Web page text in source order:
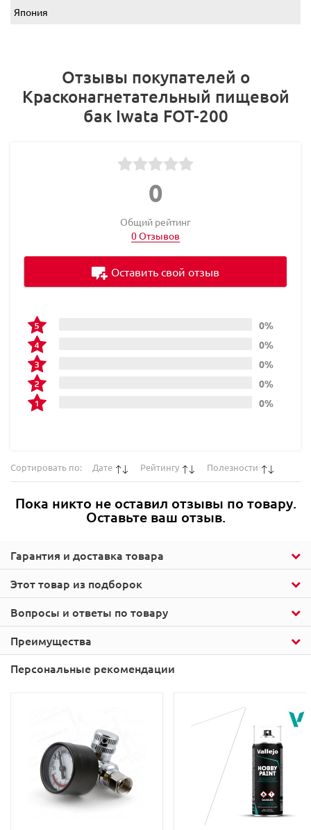
Япония
Этот товар из подборок
Гарантия и доставка товара
Отзывы покупателей о
Красконагнетательный пищевой
бак Iwata FOT-200
0
Общий рейтинг
0 Отзывов
0%
0%
0%
0%
0%
Оставить свой отзыв
Сортировать по: Дате Рейтингу Полезности
Пока никто не оставил отзывы по товару.
Оставьте ваш отзыв.
Вопросы и ответы по товару
Преимущества
Персональные рекомендации